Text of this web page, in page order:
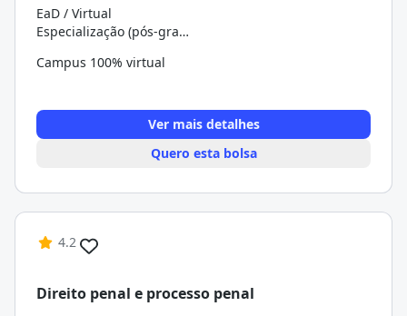
EaD / Virtual
Especialização (pós-graduação)
Campus 100% virtual
Ver mais detalhes
Quero esta bolsa
4.2
Direito penal e processo penal